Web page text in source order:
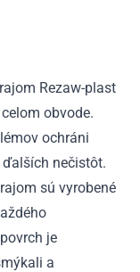
Rezaw-plast
obvode.
ochráni
nečistôt.
sú vyrobené
je
a